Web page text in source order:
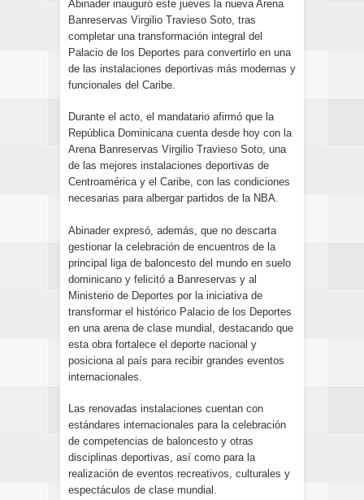
Abinader inauguró este jueves la nueva Arena
Banreservas Virgilio Travieso Soto, tras
completar una transformación integral del
Palacio de los Deportes para convertirlo en una
de las instalaciones deportivas más modernas y
funcionales del Caribe.
Durante el acto, el mandatario afirmó que la
República Dominicana cuenta desde hoy con la
Arena Banreservas Virgilio Travieso Soto, una
de las mejores instalaciones deportivas de
Centroamérica y el Caribe, con las condiciones
necesarias para albergar partidos de la NBA.
Abinader expresó, además, que no descarta
gestionar la celebración de encuentros de la
principal liga de baloncesto del mundo en suelo
dominicano y felicitó a Banreservas y al
Ministerio de Deportes por la iniciativa de
transformar el histórico Palacio de los Deportes
en una arena de clase mundial, destacando que
esta obra fortalece el deporte nacional y
posiciona al país para recibir grandes eventos
internacionales.
Las renovadas instalaciones cuentan con
estándares internacionales para la celebración
de competencias de baloncesto y otras
disciplinas deportivas, así como para la
realización de eventos recreativos, culturales y
espectáculos de clase mundial.